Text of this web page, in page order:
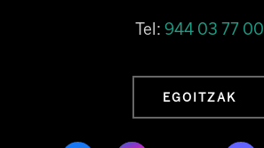
Tel: 944 03 77 00
EGOITZAK